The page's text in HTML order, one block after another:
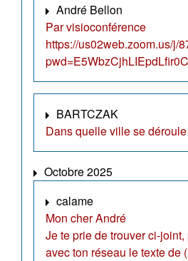
André Bellon
Par visioconférence
https://us02web.zoom.us/j/
BARTCZAK
Dans quelle ville se déroule
Octobre 2025
calame
Mon cher André
Je te prie de trouver ci-
avec ton réseau le texte de